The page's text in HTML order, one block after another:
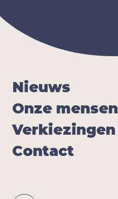
Nieuws
Onze men­sen
Ver­kie­zin­gen
Con­tact